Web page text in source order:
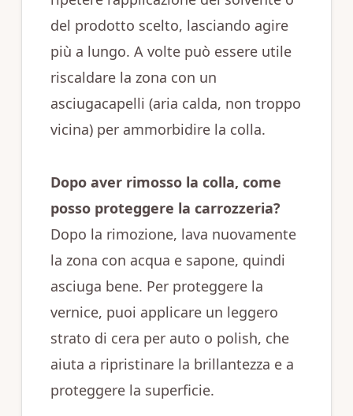
del prodotto scelto, lasciando agire
più a lungo. A volte può essere utile
riscaldare la zona con un
asciugacapelli (aria calda, non troppo
vicina) per ammorbidire la colla.
Dopo aver rimosso la colla, come
posso proteggere la carrozzeria?
Dopo la rimozione, lava nuovamente
la zona con acqua e sapone, quindi
asciuga bene. Per proteggere la
vernice, puoi applicare un leggero
strato di cera per auto o polish, che
aiuta a ripristinare la brillantezza e a
proteggere la superficie.